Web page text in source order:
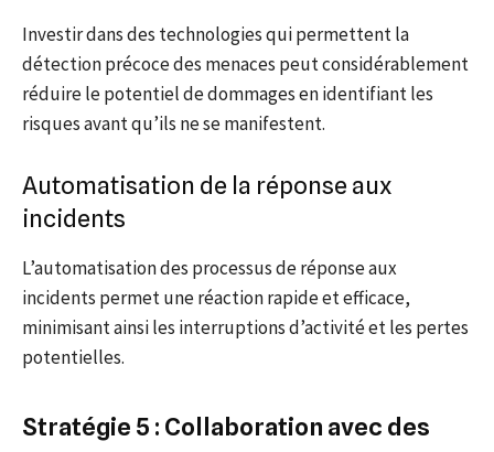
Investir dans des technologies qui permettent la
détection précoce des menaces peut considérablement
réduire le potentiel de dommages en identifiant les
risques avant qu’ils ne se manifestent.
Automatisation de la réponse aux
incidents
L’automatisation des processus de réponse aux
incidents permet une réaction rapide et efficace,
minimisant ainsi les interruptions d’activité et les pertes
potentielles.
Stratégie 5 : Collaboration avec des